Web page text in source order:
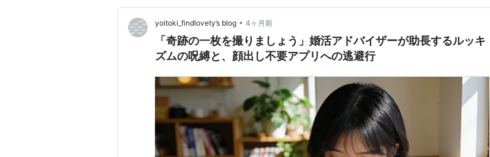
yoitoki_findlovety’s blog • 4ヶ月前
「奇跡の一枚を撮りましょう」婚活アドバイザーが助長するルッキ
ズムの呪縛と、顔出し不要アプリへの逃避行